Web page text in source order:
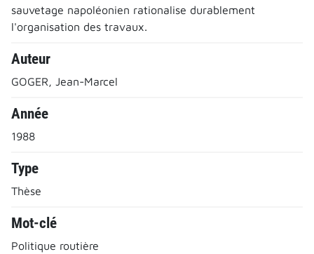
sauvetage napoléonien rationalise durablement
l'organisation des travaux.
Auteur
GOGER, Jean-Marcel
Année
1988
Type
Thèse
Mot-clé
Politique routière